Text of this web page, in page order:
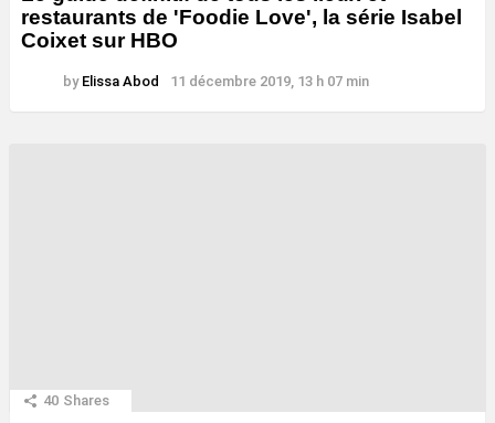
restaurants de 'Foodie Love', la série Isabel
Coixet sur HBO
by Elissa Abod 11 décembre 2019, 13 h 07 min
40 Shares